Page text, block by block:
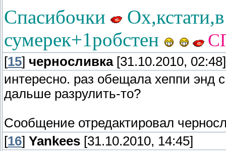
Спасибочки
сумерек+1робстен
[15] черносливка[31.10.2010, 02:48]
интересно. раз обещала хеппи энд
дальше разрулить-то?
Сообщение отредактировал
[16] Yankees [31.10.2010, 14:45]